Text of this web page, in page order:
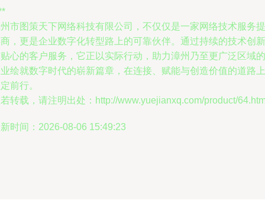
市图策天下网络科技有限公司，不仅仅是一家网络技术服务提
，更是企业数字化转型路上的可靠伙伴。通过持续的技术创新
心的客户服务，它正以实际行动，助力漳州乃至更广泛区域的
绘就数字时代的崭新篇章，在连接、赋能与创造价值的道路上
前行。
转载，请注明出处：http://www.yuejianxq.com/product/
时间：2026-08-06 15:49:23